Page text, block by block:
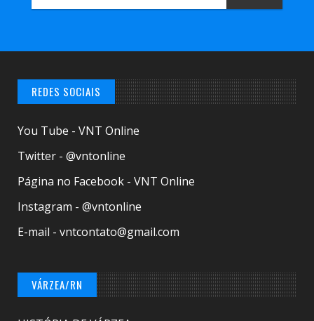
REDES SOCIAIS
You Tube - VNT Online
Twitter - @vntonline
Página no Facebook - VNT Online
Instagram - @vntonline
E-mail - vntcontato@gmail.com
VÁRZEA/RN